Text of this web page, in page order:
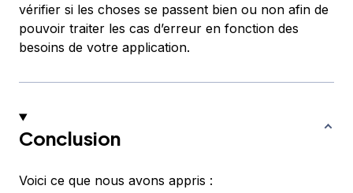
vérifier si les choses se passent bien ou non afin de
pouvoir traiter les cas d’erreur en fonction des
besoins de votre application.
Conclusion
Voici ce que nous avons appris :